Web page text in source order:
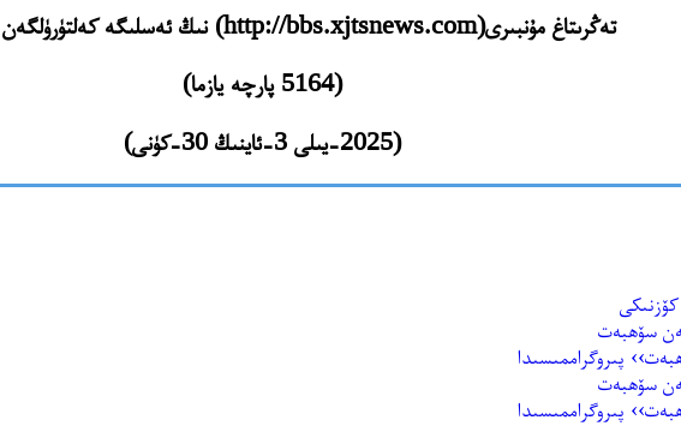
تەڭرىتاغ مۇنبىرى(http://bbs.xjtsnews.com) نىڭ ئەسلىگە كەلتۈرۈلگەن مەزمۇنلىرى
(5164 پارچە يازما)
(2025-يىلى 3-ئاينىڭ 30-كۈنى)